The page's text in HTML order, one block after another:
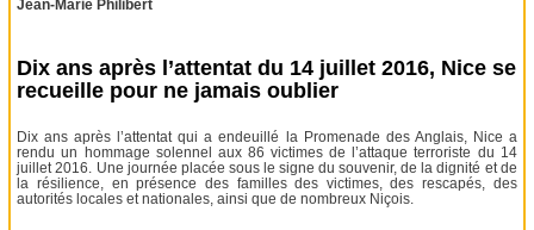
Jean-Marie Philibert
Dix ans après l’attentat du 14 juillet 2016, Nice se
recueille pour ne jamais oublier
Dix ans après l’attentat qui a endeuillé la Promenade des Anglais, Nice a
rendu un hommage solennel aux 86 victimes de l’attaque terroriste du 14
juillet 2016. Une journée placée sous le signe du souvenir, de la dignité et de
la résilience, en présence des familles des victimes, des rescapés, des
autorités locales et nationales, ainsi que de nombreux Niçois.